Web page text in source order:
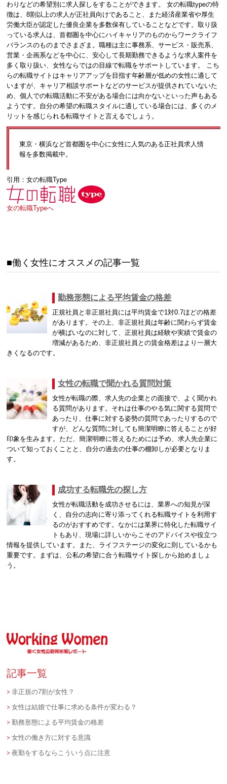
わりなどの希望別に求人探しをすることができます。 女の転職typeの特
徴は、8割以上の求人が正社員向けであること、また経済産業省や厚生
労働大臣が認定した優良企業を多数保有していることなどです。取り扱
っている求人は、首都圏を中心にハイキャリアのものからワークライフ
バランスのものまでさまざま。職種は主に事務系、サービス・販売系、
営業・企画系などを中心に、安心して長期勤務できるような求人案件を
多く取り扱い、女性ならではの目線で転職をサポートしています。 こち
らの転職サイトはキャリアアップを目指す年齢層が低めの女性に適して
いますが、キャリア相談サポートなどのサービスが提供されていないた
め、個人での転職活動に不安がある場合には向かないといった声もある
ようです。自分の希望の転職スタイルに適している場合には、多くのメ
リットを感じられる転職サイトと言えるでしょう。
東京・横浜など首都圏を中心に女性に人気のある正社員求人情
報を多数掲載中。
引用：女の転職Type
女の転職Typeへ
働く女性にオススメの記事一覧
勤務形態による平均賃金の格差
正規社員と非正規社員には平均賃金で1対0.7ほどの格差
があります。その上、非正規社員は年齢に関わらず賃金
が横ばいなのに対して、正規社員は経験や実績で賃金の
増減があるため、非正規社員との賃金格差はより一層大
きくなるのです。
女性の転職で聞かれる質問対策
女性が転職の際、求人先の企業との面接で、よく聞かれ
る質問があります。それは仕事のやる気に関する質問で
あったり、仕事に対する姿勢の質問であったりするので
すが、どんな質問に対しても簡潔明瞭に答えることが好
印象を生みます。ただ、簡潔明瞭に答えるためには予め、求人先企業に
ついて知っておくことと、自分の過去の仕事の棚卸しが必要となりま
す。
成功する転職先の探し方
女性が転職活動を成功させるには、業界への知見が深
く、自分の志向に寄り添ってくれる転職サイトを利用す
るのがおすすめです。なかには業界に特化した転職サイ
トもあり、現場に詳しいからこそのアドバイスや役立つ
情報を提供しています。また、ライフステージの変化に則しているかも
重要です。まずは、公私の希望に合う転職サイト探しから始めましょ
う。
記事一覧
非正規の7割が女性？
女性は結婚で仕事に求める条件が変わる？
勤務形態による平均賃金の格差
女性の働き方に対する意識
夜勤をするならこういう点に注意